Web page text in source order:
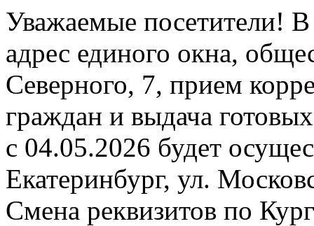
Уважаемые посетители!
адрес единого окна,
Северного, 7, прием
граждан и выдача готовых
с 04.05.2026 будет
Екатеринбург, ул.
Смена реквизитов по